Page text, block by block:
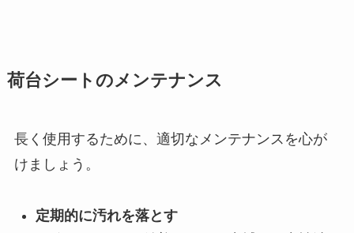
荷台シートのメンテナンス
長く使用するために、適切なメンテナンスを心が
けましょう。
定期的に汚れを落とす